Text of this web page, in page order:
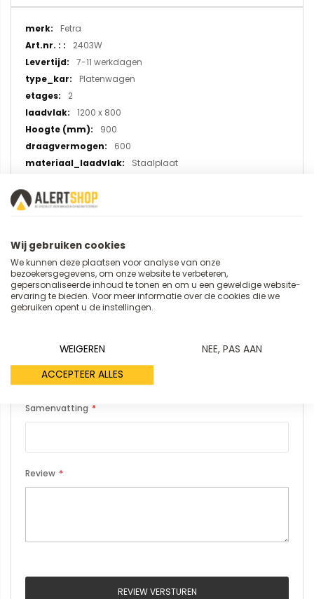
Meer
informatie
Fetra
2403W
7-11 werkdagen
Platenwagen
2
1200 x 800
900
600
Staalplaat
U plaatst een review over:
Tafelwagen 2403W met laadvlak
van 1200x800 mm (opstaande
randen)
Uw naam
Samenvatting
Review
REVIEW VERSTUREN
Wij gebruiken cookies
We kunnen deze plaatsen voor analyse van onze
bezoekersgegevens, om onze website te verbeteren,
gepersonaliseerde inhoud te tonen en om u een geweldige website-
ervaring te bieden. Voor meer informatie over de cookies die we
gebruiken opent u de instellingen.
WEIGEREN
NEE, PAS AAN
ACCEPTEER ALLES